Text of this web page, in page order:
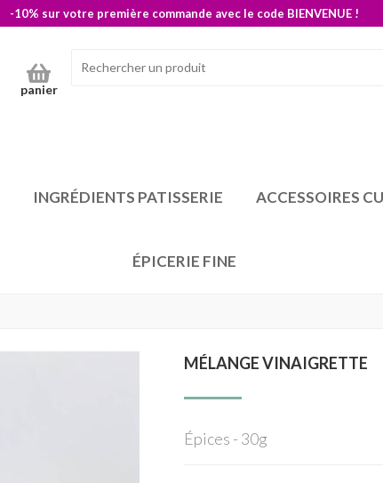
-10% sur votre première commande avec le code BIENVENUE !
panier
INGRÉDIENTS PATISSERIE ACCESSOIRES
ÉPICERIE FINE
MÉLANGE VINAIGRETTE
Épices - 30g